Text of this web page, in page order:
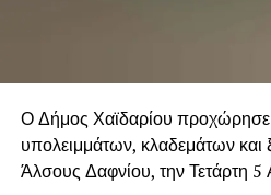
Ο Δήμος Χαϊδαρίου
υπολειμμάτων, κλαδεμάτων
Άλσους Δαφνίου, την Τετάρτη